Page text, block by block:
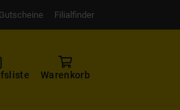
Gutscheine Filialfinder
Warenkorb